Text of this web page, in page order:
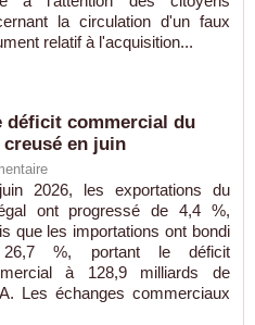
la circulation d'un faux
relatif à l'acquisition...
déficit commercial du
creusé en juin
2026, les exportations du
ont progressé de 4,4 %,
que les importations ont bondi
%, portant le déficit
à 128,9 milliards de
Les échanges commerciaux